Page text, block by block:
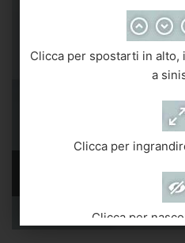
Virtual Gallery -
Clicca per spostarti in alto,
a
Clicca per
Clicca per